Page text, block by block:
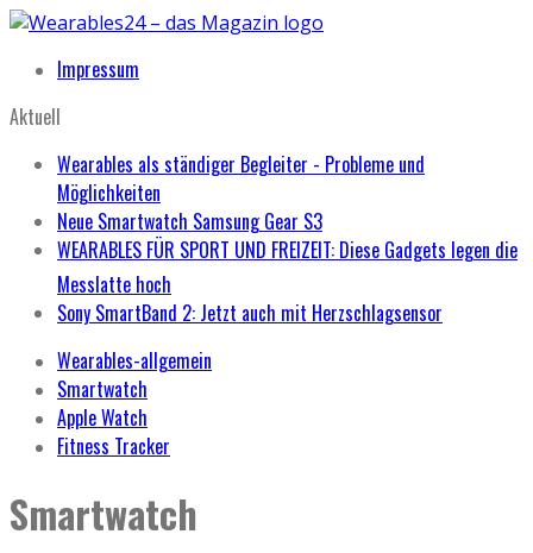
Impressum
Aktuell
Wearables als ständiger Begleiter - Probleme und
Möglichkeiten
Neue Smartwatch Samsung Gear S3
WEARABLES FÜR SPORT UND FREIZEIT: Diese Gadgets legen die
Messlatte hoch
Sony SmartBand 2: Jetzt auch mit Herzschlagsensor
Wearables-allgemein
Smartwatch
Apple Watch
Fitness Tracker
Smartwatch